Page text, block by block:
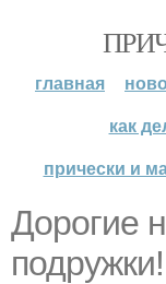
главная
как
прически и
Дорогие
подружки!